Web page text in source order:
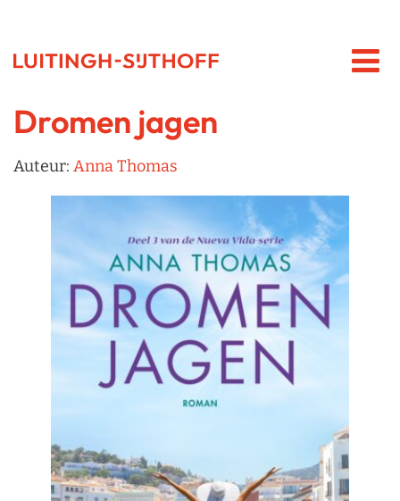
Dromen jagen
Auteur: Anna Thomas